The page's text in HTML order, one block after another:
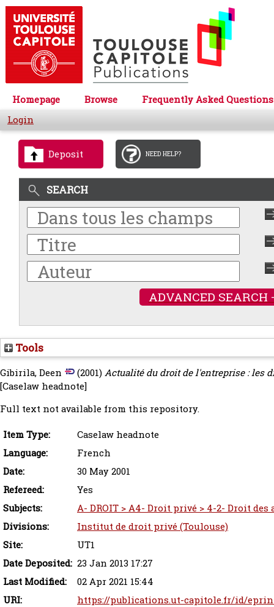
Homepage Browse
Frequently Asked Questions
Login
Deposit NEED HELP?
SEARCH
ADVANCED SEARCH
Tools
Gibirila, Deen (2001)Actualité du droit de l'entreprise : les
[Caselaw headnote]
Full text not available from this repository.
Item Type:
Caselaw headnote
Language:
French
Date:
30 May 2001
Refereed:
Yes
Subjects:
A- DROIT > A4- Droit privé > 4-2- Droit
Divisions:
Institut de droit privé (Toulouse)
Site:
UT1
Date Deposited: 23 Jan 2013 17:27
Last Modified:
02 Apr 2021 15:44
URI:
https://publications.ut-capitole.fr/id/